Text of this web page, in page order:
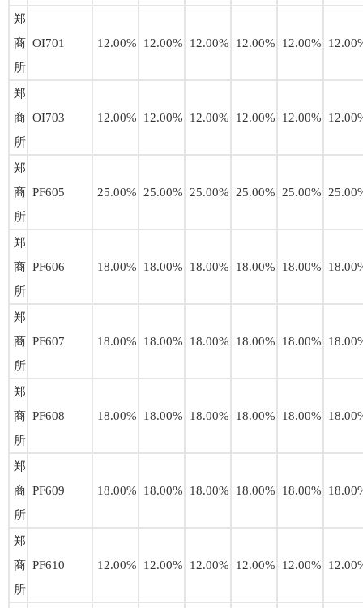
郑
商
所
OI701 12.00% 12.00% 12.00% 12.00% 12.00%
郑
商
所
OI703 12.00% 12.00% 12.00% 12.00% 12.00%
郑
商
所
PF605 25.00% 25.00% 25.00% 25.00% 25.00%
郑
商
所
PF606 18.00% 18.00% 18.00% 18.00% 18.00%
郑
商
所
PF607 18.00% 18.00% 18.00% 18.00% 18.00%
郑
商
所
PF608 18.00% 18.00% 18.00% 18.00% 18.00%
郑
商
所
PF609 18.00% 18.00% 18.00% 18.00% 18.00%
郑
商
所
PF610 12.00% 12.00% 12.00% 12.00% 12.00%